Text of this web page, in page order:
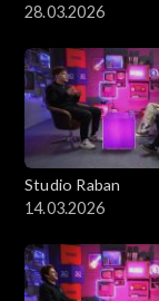
28.03.2026
Studio Raban
14.03.2026